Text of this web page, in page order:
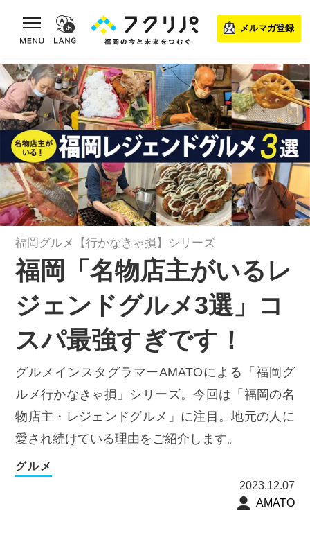
toggle navigation
メルマガ登録
福岡グルメ【行かなきゃ損】シリーズ
福岡「名物店主がいるレ
ジェンドグルメ3選」コ
スパ最強すぎです！
グルメインスタグラマーAMATOによる「福岡グ
ルメ行かなきゃ損」シリーズ。今回は「福岡の名
物店主・レジェンドグルメ」に注目。地元の人に
愛され続けている理由をご紹介します。
グルメ
2023.12.07
AMATO